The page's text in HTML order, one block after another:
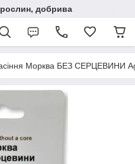
добрива
Морква БЕЗ СЕРЦЕВИНИ